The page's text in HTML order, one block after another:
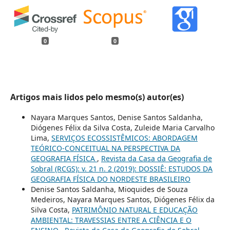
0 0
Artigos mais lidos pelo mesmo(s) autor(es)
Nayara Marques Santos, Denise Santos Saldanha,
Diógenes Félix da Silva Costa, Zuleide Maria Carvalho
Lima, SERVIÇOS ECOSSISTÊMICOS: ABORDAGEM
TEÓRICO-CONCEITUAL NA PERSPECTIVA DA
GEOGRAFIA FÍSICA , Revista da Casa da Geografia de
Sobral (RCGS): v. 21 n. 2 (2019): DOSSIÊ: ESTUDOS DA
GEOGRAFIA FÍSICA DO NORDESTE BRASILEIRO
Denise Santos Saldanha, Mioquides de Souza
Medeiros, Nayara Marques Santos, Diógenes Félix da
Silva Costa, PATRIMÔNIO NATURAL E EDUCAÇÃO
AMBIENTAL: TRAVESSIAS ENTRE A CIÊNCIA E O